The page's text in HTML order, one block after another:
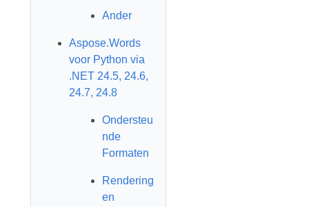
Ander
Aspose.Words
voor Python via
.NET 24.5, 24.6,
24.7, 24.8
Ondersteu
nde
Formaten
Rendering
en